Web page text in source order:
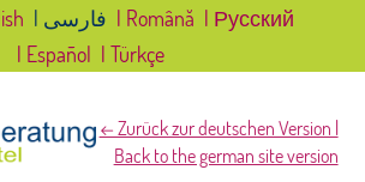
| فارسی | Română | Русский
| Español | Türkçe
← Zurück zur deutschen Version |
Back to the german site version